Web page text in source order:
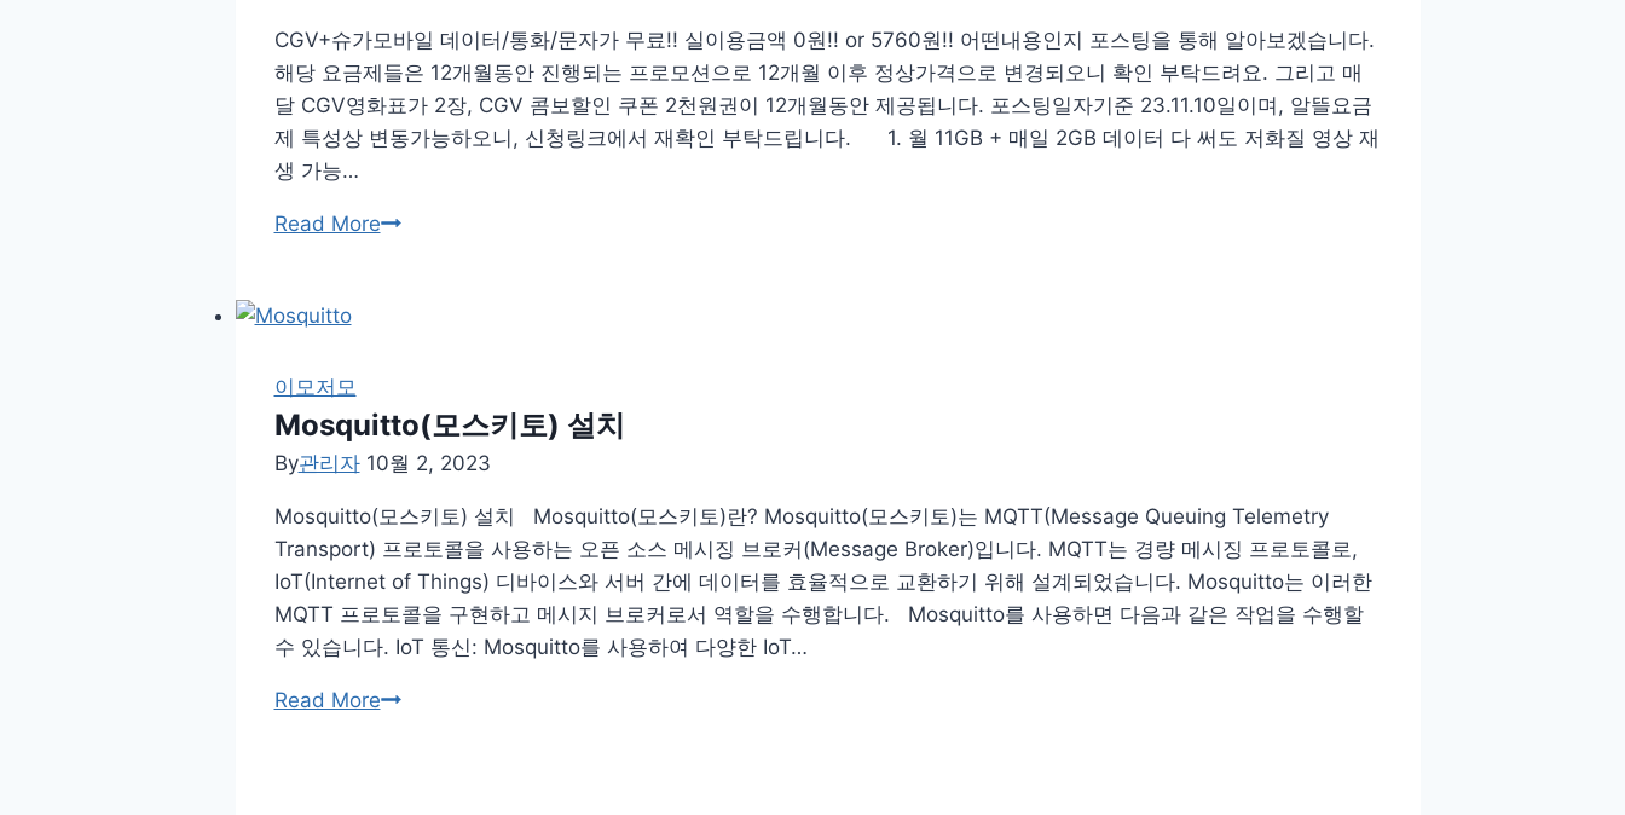
더
Week2
CGV+슈가모바일 데이터/통화/문자가 무료!! 실이용금액 0원!! or 5760원!! 어떤내용인지 포스팅을 통해 알아보겠습니다.
해당 요금제들은 12개월동안 진행되는 프로모션으로 12개월 이후 정상가격으로 변경되오니 확인 부탁드려요. 그리고 매
달 CGV영화표가 2장, CGV 콤보할인 쿠폰 2천원권이 12개월동안 제공됩니다. 포스팅일자기준 23.11.10일이며, 알뜰요금
제 특성상 변동가능하오니, 신청링크에서 재확인 부탁드립니다. 1. 월 11GB + 매일 2GB 데이터 다 써도 저화질 영상 재
생 가능…
Read MoreCGV+슈
이모저모
Mosquitto(모스키토) 설치
By관리자 10월 2, 2023
Mosquitto(모스키토) 설치 Mosquitto(모스키토)란? Mosquitto(모스키토)는 MQTT(Message Queuing Telemetry
Transport) 프로토콜을 사용하는 오픈 소스 메시징 브로커(Message Broker)입니다. MQTT는 경량 메시징 프로토콜로,
IoT(Internet of Things) 디바이스와 서버 간에 데이터를 효율적으로 교환하기 위해 설계되었습니다. Mosquitto는 이러한
MQTT 프로토콜을 구현하고 메시지 브로커로서 역할을 수행합니다. Mosquitto를 사용하면 다음과 같은 작업을 수행할
수 있습니다. IoT 통신: Mosquitto를 사용하여 다양한 IoT…
Read MoreMosquitto(모